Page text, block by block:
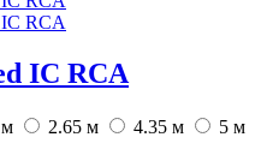
IC RCA
м 2.65 м 4.35 м
5 м